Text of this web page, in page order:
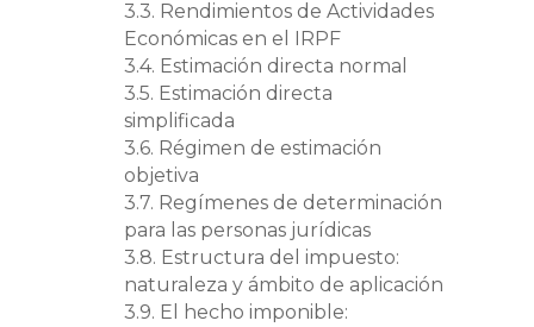
3.3. Rendimientos de Actividades
Económicas en el IRPF
3.4. Estimación directa normal
3.5. Estimación directa
simplificada
3.6. Régimen de estimación
objetiva
3.7. Regímenes de determinación
para las personas jurídicas
3.8. Estructura del impuesto:
naturaleza y ámbito de aplicación
3.9. El hecho imponible: